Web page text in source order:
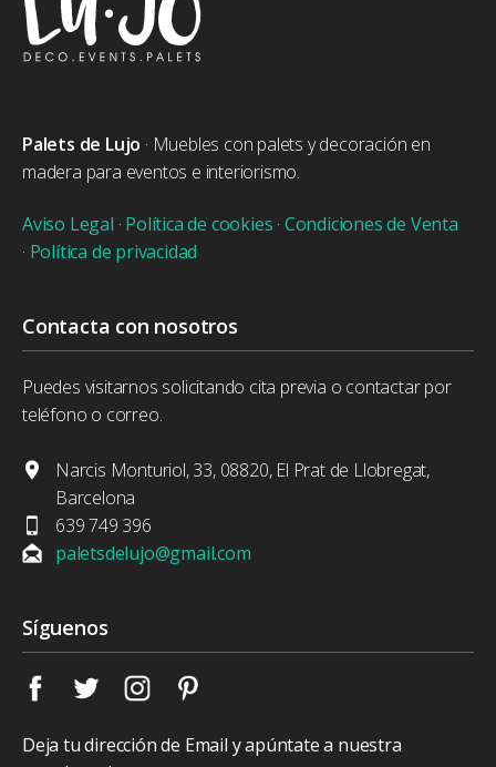
Palets de Lujo · Muebles con palets y decoración en
madera para eventos e interiorismo.
Aviso Legal · Política de cookies · Condiciones de Venta
· Política de privacidad
Contacta con nosotros
Puedes visitarnos solicitando cita previa o contactar por
teléfono o correo.
Narcis Monturiol, 33, 08820, El Prat de Llobregat,
Barcelona
639 749 396
paletsdelujo@gmail.com
Síguenos
Deja tu dirección de Email y apúntate a nuestra